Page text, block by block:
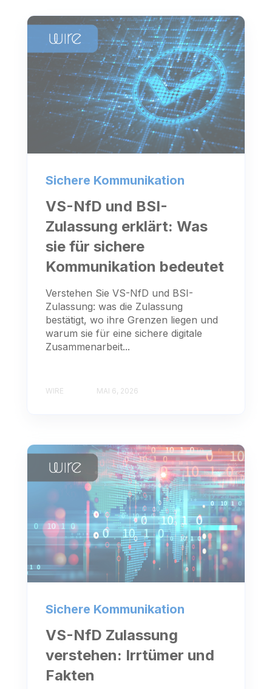
Sichere Kommunikation
VS-NfD und BSI-
Zulassung erklärt: Was
sie für sichere
Kommunikation bedeutet
Verstehen Sie VS-NfD und BSI-
Zulassung: was die Zulassung
bestätigt, wo ihre Grenzen liegen und
warum sie für eine sichere digitale
Zusammenarbeit...
WIRE MAI 6, 2026
Sichere Kommunikation
VS-NfD Zulassung
verstehen: Irrtümer und
Fakten